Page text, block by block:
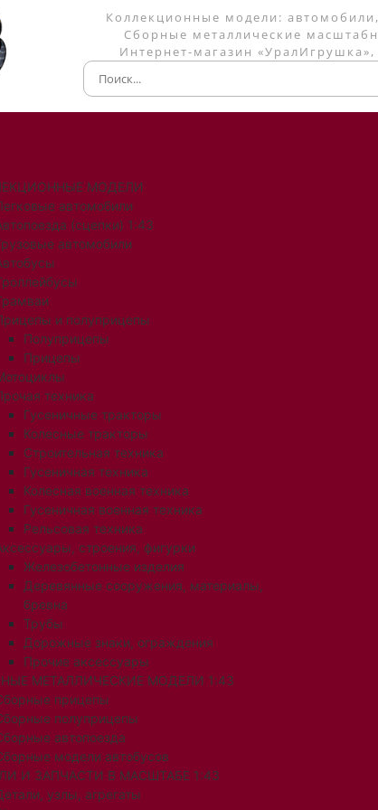
Коллекционные модели:
Сборные металлические
Интернет-магазин
МОДЕЛИ
автомобили
(сцепки) 1:43
автомобили
и полуприцепы
Полуприцепы
Прицепы
техника
Гусеничные тракторы
Колесные тракторы
Строительная техника
Гусеничная техника
Колесная военная техника
Гусеничная военная техника
Рельсовая техника
строения, фигурки
Железобетонные изделия
Деревянные сооружения, материалы,
бревна
Трубы
Дорожные знаки, ограждения
Прочие аксессуары
МЕТАЛЛИЧЕСКИЕ МОДЕЛИ 1:43
прицепы
полуприцепы
автопоезда
модели автобусов
И ЗАПЧАСТИ В МАСШТАБЕ 1:43
узлы, агрегаты